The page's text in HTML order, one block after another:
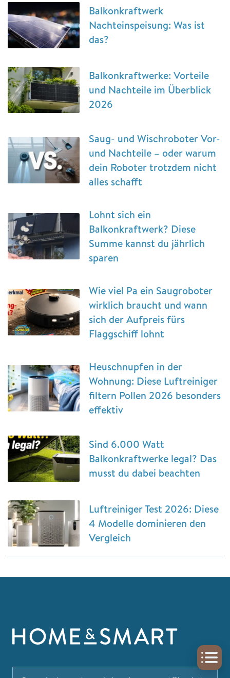
Balkonkraftwerk
Nachteinspeisung: Was ist
das?
Balkonkraftwerke: Vorteile
und Nachteile im Überblick
2026
Saug- und Wischroboter Vor-
und Nachteile – oder warum
dein Roboter trotzdem nicht
alles schafft
Lohnt sich ein
Balkonkraftwerk? Diese
Summe kannst du jährlich
sparen
Wie viel Pa ein Saugroboter
wirklich braucht und wann
sich der Aufpreis fürs
Flaggschiff lohnt
Heuschnupfen in der
Wohnung: Diese Luftreiniger
filtern Pollen 2026 besonders
effektiv
Sind 6.000 Watt
Balkonkraftwerke legal? Das
musst du dabei beachten
Luftreiniger Test 2026: Diese
4 Modelle dominieren den
Vergleich